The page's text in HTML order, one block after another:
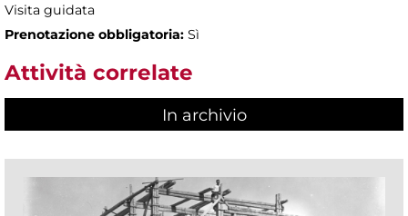
Visita guidata
Prenotazione obbligatoria: Sì
Attività correlate
In archivio